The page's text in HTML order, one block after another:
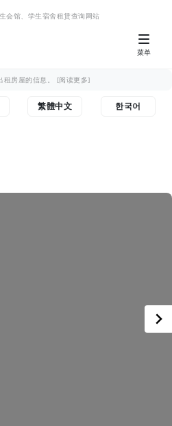
会馆、学生宿舍租赁查询网站
菜单
租房屋的信息。 [阅读更多]
繁體中文 한국어